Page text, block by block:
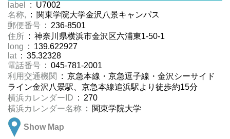
label
: U7002
名称, : 関東学院大学金沢八景キャンパス
郵便番号 : 236-8501
住所 : 神奈川県横浜市金沢区六浦東1-50-1
long : 139.622927
lat : 35.32328
電話番号 : 045-781-2001
利用交通機関
: 京急本線・京急逗子線・金沢シーサイド
ライン金沢八景駅、京急本線追浜駅より徒歩約15分
横浜カレンダーID : 270
横浜カレンダー名称 : 関東学院大学
Show Map